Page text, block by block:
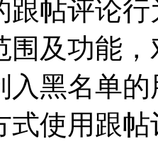
跟帖评论
围及功能
入黑名单
式使用跟